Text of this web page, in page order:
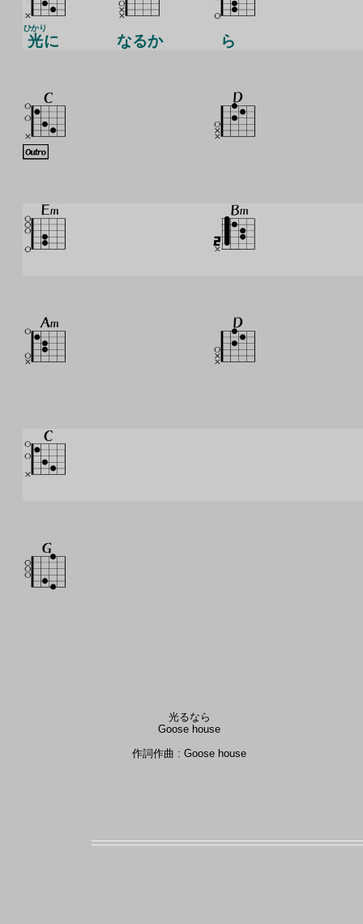
光
ひかり
に なるか ら
光るなら
Goose house
作詞作曲 : Goose house